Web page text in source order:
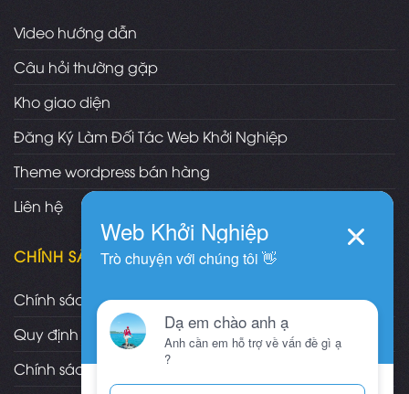
Video hướng dẫn
Câu hỏi thường gặp
Kho giao diện
Đăng Ký Làm Đối Tác Web Khởi Nghiệp
Theme wordpress bán hàng
Liên hệ
CHÍNH SÁCH
Chính sách và quy định chung
Quy định và hình thức thanh toán
Chính sách vận chuyển/giao nhận/cài đặt